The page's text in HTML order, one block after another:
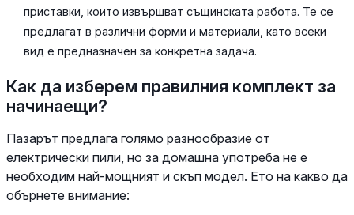
приставки, които извършват същинската работа. Те се
предлагат в различни форми и материали, като всеки
вид е предназначен за конкретна задача.
Как да изберем правилния комплект за
начинаещи?
Пазарът предлага голямо разнообразие от
електрически пили, но за домашна употреба не е
необходим най-мощният и скъп модел. Ето на какво да
обърнете внимание: